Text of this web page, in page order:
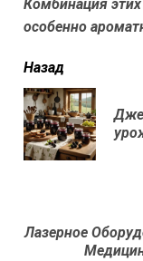
Комбинация
особенно
читать
еще
Назад
Next
Лазерное